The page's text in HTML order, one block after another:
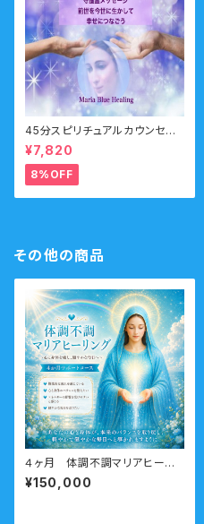
45分スピリチュアルカウンセリ
ング 前世・オーラ・ガイドメ
ッセージ
¥7,820
8%OFF
その他の商品
４ヶ月 体調不調マリアヒーリ
ングコース （慢性的な症状・体
調不調に陥りやすい・エネルギ
¥150,000